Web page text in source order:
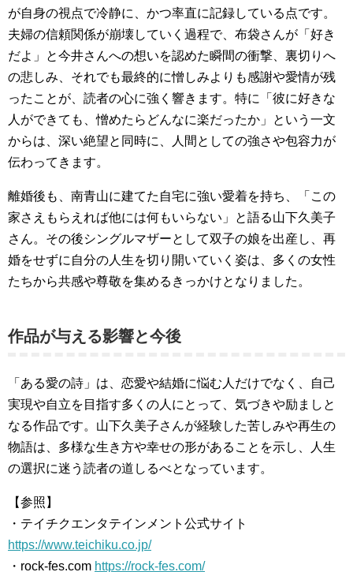
が自身の視点で冷静に、かつ率直に記録している点です。
夫婦の信頼関係が崩壊していく過程で、布袋さんが「好き
だよ」と今井さんへの想いを認めた瞬間の衝撃、裏切りへ
の悲しみ、それでも最終的に憎しみよりも感謝や愛情が残
ったことが、読者の心に強く響きます。特に「彼に好きな
人ができても、憎めたらどんなに楽だったか」という一文
からは、深い絶望と同時に、人間としての強さや包容力が
伝わってきます。
離婚後も、南青山に建てた自宅に強い愛着を持ち、「この
家さえもらえれば他には何もいらない」と語る山下久美子
さん。その後シングルマザーとして双子の娘を出産し、再
婚をせずに自分の人生を切り開いていく姿は、多くの女性
たちから共感や尊敬を集めるきっかけとなりました。
作品が与える影響と今後
「ある愛の詩」は、恋愛や結婚に悩む人だけでなく、自己
実現や自立を目指す多くの人にとって、気づきや励ましと
なる作品です。山下久美子さんが経験した苦しみや再生の
物語は、多様な生き方や幸せの形があることを示し、人生
の選択に迷う読者の道しるべとなっています。
【参照】
・テイチクエンタテインメント公式サイト
https://www.teichiku.co.jp/
・rock-fes.com https://rock-fes.com/